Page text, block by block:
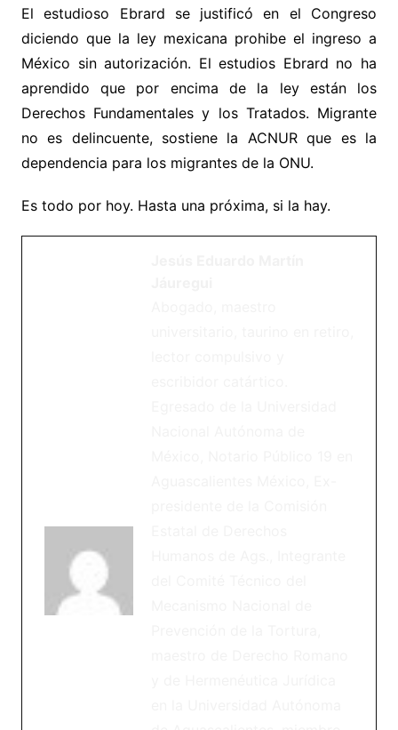
El estudioso Ebrard se justificó en el Congreso
diciendo que la ley mexicana prohibe el ingreso a
México sin autorización. El estudios Ebrard no ha
aprendido que por encima de la ley están los
Derechos Fundamentales y los Tratados. Migrante
no es delincuente, sostiene la ACNUR que es la
dependencia para los migrantes de la ONU.
Es todo por hoy. Hasta una próxima, si la hay.